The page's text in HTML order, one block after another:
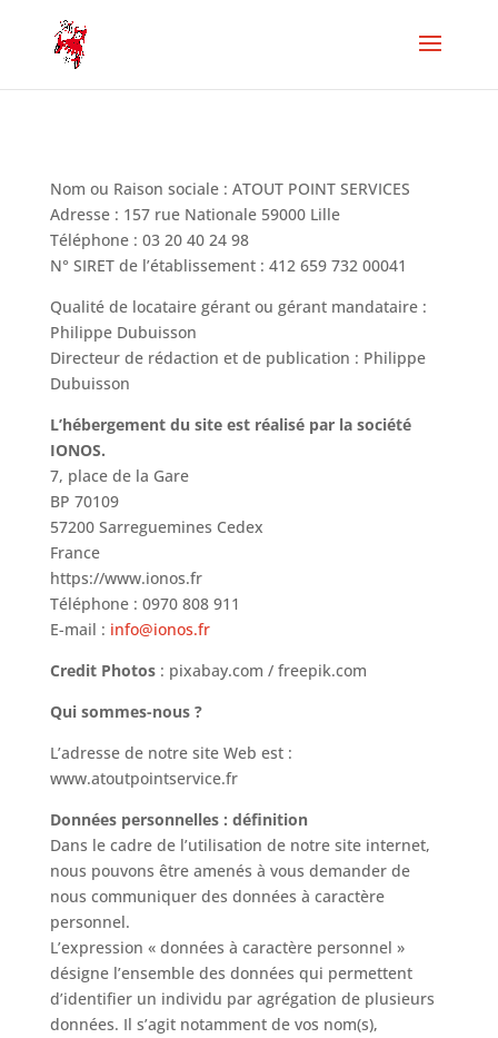
Nom ou Raison sociale : ATOUT POINT SERVICES
Adresse : 157 rue Nationale 59000 Lille
Téléphone : 03 20 40 24 98
N° SIRET de l’établissement : 412 659 732 00041
Qualité de locataire gérant ou gérant mandataire :
Philippe Dubuisson
Directeur de rédaction et de publication : Philippe
Dubuisson
L’hébergement du site est réalisé par la société
IONOS.
7, place de la Gare
BP 70109
57200 Sarreguemines Cedex
France
https://www.ionos.fr
Téléphone : 0970 808 911
E-mail : info@ionos.fr
Credit Photos : pixabay.com / freepik.com
Qui sommes-nous ?
L’adresse de notre site Web est :
www.atoutpointservice.fr
Données personnelles : définition
Dans le cadre de l’utilisation de notre site internet,
nous pouvons être amenés à vous demander de
nous communiquer des données à caractère
personnel.
L’expression « données à caractère personnel »
désigne l’ensemble des données qui permettent
d’identifier un individu par agrégation de plusieurs
données. Il s’agit notamment de vos nom(s),